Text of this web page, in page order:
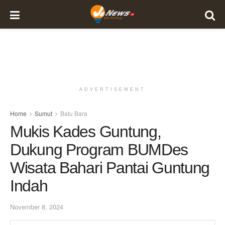
ADVERTISEMENT
Home Sumut Batu Bara
Mukis Kades Guntung,
Dukung Program BUMDes
Wisata Bahari Pantai Guntung
Indah
November 8, 2024